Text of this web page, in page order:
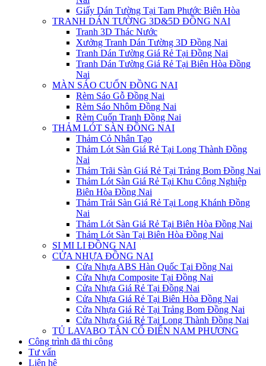
Giấy Dán Tường Tại Tam Phước Biên Hòa
TRANH DÁN TƯỜNG 3D&5D ĐỒNG NAI
Tranh 3D Thác Nước
Xưởng Tranh Dán Tường 3D Đồng Nai
Tranh Dán Tường Giá Rẻ Tại Đồng Nai
Tranh Dán Tường Giá Rẻ Tại Biên Hòa Đồng
Nai
MÀN SÁO CUỐN ĐỒNG NAI
Rèm Sáo Gỗ Đồng Nai
Rèm Sáo Nhôm Đồng Nai
Rèm Cuốn Tranh Đồng Nai
THẢM LÓT SÀN ĐỒNG NAI
Thảm Cỏ Nhân Tạo
Thảm Lót Sàn Giá Rẻ Tại Long Thành Đồng
Nai
Thảm Trãi Sàn Giá Rẻ Tại Trảng Bom Đồng Nai
Thảm Lót Sàn Giá Rẻ Tại Khu Công Nghiệp
Biên Hòa Đồng Nai
Thảm Trải Sàn Giá Rẻ Tại Long Khánh Đồng
Nai
Thảm Lót Sàn Giá Rẻ Tại Biên Hòa Đồng Nai
Thảm Lót Sàn Tại Biên Hòa Đồng Nai
SI MI LI ĐỒNG NAI
CỬA NHỰA ĐỒNG NAI
Cửa Nhựa ABS Hàn Quốc Tại Đồng Nai
Cửa Nhựa Composite Tại Đồng Nai
Cửa Nhựa Giá Rẻ Tại Đồng Nai
Cửa Nhựa Giá Rẻ Tại Biên Hòa Đồng Nai
Cửa Nhựa Giá Rẻ Tại Trảng Bom Đồng Nai
Cửa Nhựa Giá Rẻ Tại Long Thành Đồng Nai
TỦ LAVABO TÂN CỔ ĐIỂN NAM PHƯƠNG
Công trình đã thi công
Tư vấn
Liên hệ